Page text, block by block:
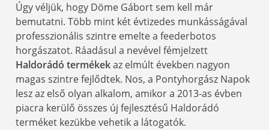
Úgy véljük, hogy Döme Gábort sem kell már
bemutatni. Több mint két évtizedes munkásságával
professzionális szintre emelte a feederbotos
horgászatot. Ráadásul a nevével fémjelzett
Haldorádó termékekaz elmúlt években nagyon
magas szintre fejlődtek. Nos, a Pontyhorgász Napok
lesz az első olyan alkalom, amikor a 2013-as évben
piacra kerülő összes új fejlesztésű Haldorádó
terméket kezükbe vehetik a látogatók.